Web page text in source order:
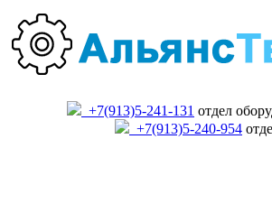
+7(913)5-241-131 отдел
+7(913)5-240-954